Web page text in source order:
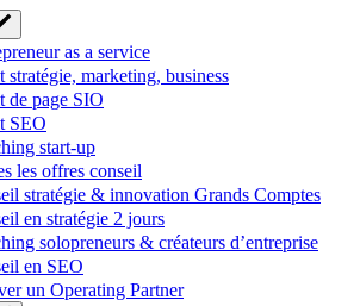
as a service
stratégie, marketing, business
de page SIO
SEO
start-up
les offres conseil
stratégie & innovation Grands Comptes
en stratégie 2 jours
solopreneurs & créateurs d’entreprise
en SEO
un Operating Partner